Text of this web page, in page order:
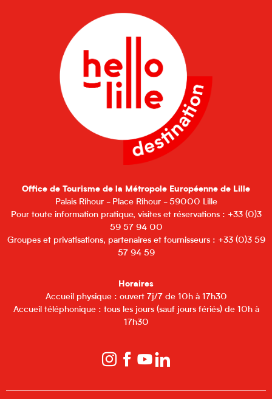
Office de Tourisme de la Métropole Européenne de Lille
Palais Rihour - Place Rihour - 59000 Lille
Pour toute information pratique, visites et réservations : +33 (0)3
59 57 94 00
Groupes et privatisations, partenaires et fournisseurs : +33 (0)3 59
57 94 59
Horaires
Accueil physique : ouvert 7j/7 de 10h à 17h30
Accueil téléphonique : tous les jours (sauf jours fériés) de 10h à
17h30